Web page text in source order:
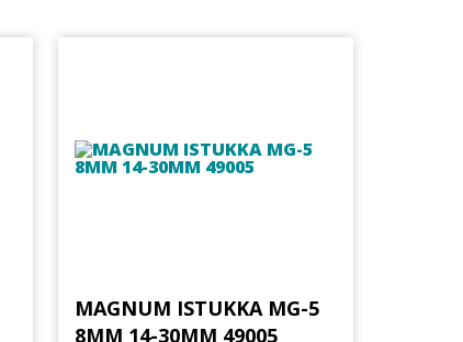
MAGNUM ISTUKKA MG-5
8MM 14-30MM 49005